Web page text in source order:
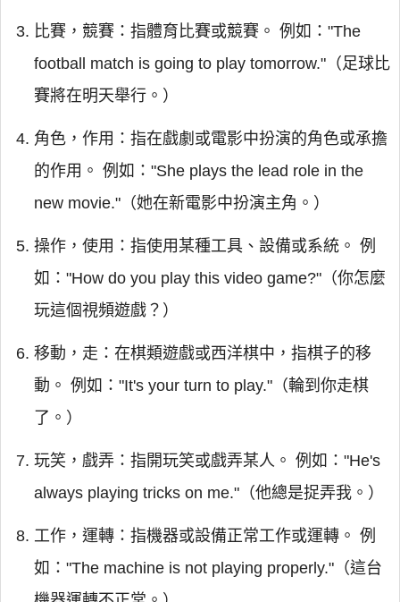
比賽，競賽：指體育比賽或競賽。 例如："The
football match is going to play tomorrow."（足球比
賽將在明天舉行。）
角色，作用：指在戲劇或電影中扮演的角色或承擔
的作用。 例如："She plays the lead role in the
new movie."（她在新電影中扮演主角。）
操作，使用：指使用某種工具、設備或系統。 例
如："How do you play this video game?"（你怎麼
玩這個視頻遊戲？）
移動，走：在棋類遊戲或西洋棋中，指棋子的移
動。 例如："It's your turn to play."（輪到你走棋
了。）
玩笑，戲弄：指開玩笑或戲弄某人。 例如："He's
always playing tricks on me."（他總是捉弄我。）
工作，運轉：指機器或設備正常工作或運轉。 例
如："The machine is not playing properly."（這台